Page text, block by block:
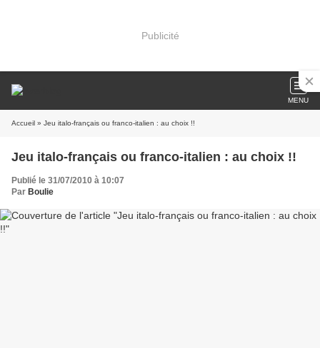
Publicité
MENU
Accueil » Jeu italo-français ou franco-italien : au choix !!
Jeu italo-français ou franco-italien : au choix !!
Publié le 31/07/2010 à 10:07
Par Boulie